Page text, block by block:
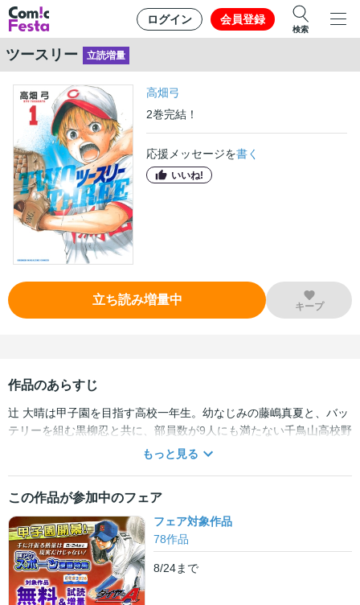
ログイン 会員登録
検索
ツースリー 立読増量
高畑弓
2巻完結！
応援メッセージを書く
いいね!
立ち読み増量中 キープ
作品のあらすじ
辻 大晴は甲子園を目指す高校一年生。幼なじみの藤嶋真夏と、バッ
テリーを組む黒柳忍と共に、部員数が9人にも満たない千鳥山高校野
球部に入部する。一流のピッチャーでありながら、何故か今まで試
もっと見る
この作品が参加中のフェア
フェア対象作品
78作品
8/24まで